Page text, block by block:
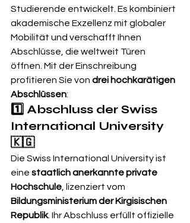
Studierende entwickelt. Es kombiniert
akademische Exzellenz mit globaler
Mobilität und verschafft Ihnen
Abschlüsse, die weltweit Türen
öffnen. Mit der Einschreibung
profitieren Sie von drei hochkarätigen
Abschlüssen:
1️⃣ Abschluss der Swiss
International University
🇰🇬
Die Swiss International University ist
eine staatlich anerkannte private
Hochschule , lizenziert vom
Bildungsministerium der Kirgisischen
Republik. Ihr Abschluss erfüllt offizielle